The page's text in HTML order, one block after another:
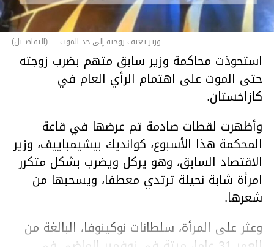
وزير يعنف زوجته إلى حد الموت ... (التفاصــيل)
استحوذت محاكمة وزير سابق متهم بضرب زوجته
حتى الموت على اهتمام الرأي العام في
كازاخستان.
وأظهرت لقطات صادمة تم عرضها في قاعة
المحكمة هذا الأسبوع، كوانديك بيشيمباييف، وزير
الاقتصاد السابق، وهو يركل ويضرب بشكل متكرر
امرأة شابة نحيلة ترتدي معطفا، ويسحبها من
شعرها.
وعثر على المرأة، سلطانات نوكينوفا، البالغة من